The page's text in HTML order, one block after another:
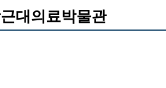
대의료박물관